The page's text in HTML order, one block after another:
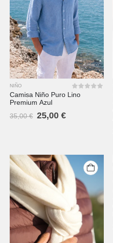
NIÑO
0out of 5
Camisa Niño Puro Lino
Premium Azul
35,00€ 25,00€